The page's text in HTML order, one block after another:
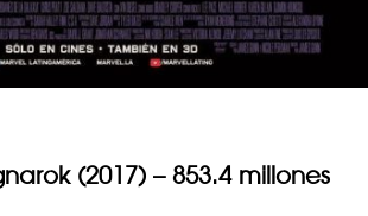
(2017) – 853.4 millones